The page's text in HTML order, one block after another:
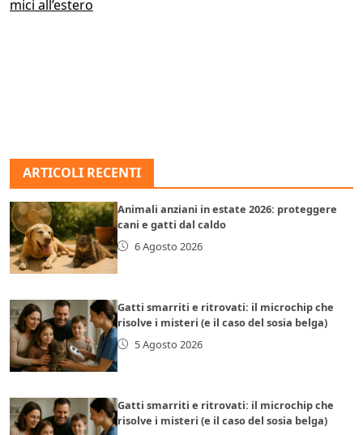
mici all’estero
ARTICOLI RECENTI
Animali anziani in estate 2026: proteggere
cani e gatti dal caldo
6 Agosto 2026
Gatti smarriti e ritrovati: il microchip che
risolve i misteri (e il caso del sosia belga)
5 Agosto 2026
Gatti smarriti e ritrovati: il microchip che
risolve i misteri (e il caso del sosia belga)